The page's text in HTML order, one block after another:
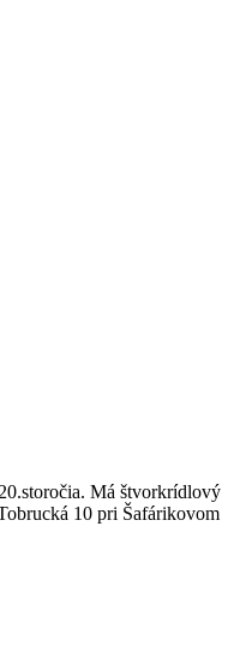
Má štvorkrídlový
10 pri Šafárikovom